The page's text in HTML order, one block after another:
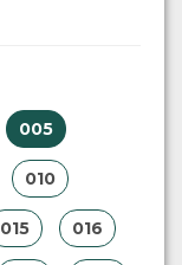
005
010
015 016